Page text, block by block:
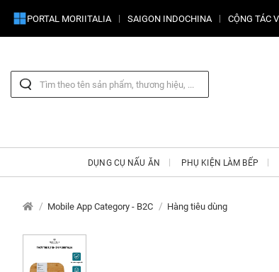
PORTAL MORIITALIA SAIGON INDOCHINA CỘNG TÁC
DỤNG CỤ NẤU ĂN PHỤ KIỆN LÀM BẾP
Mobile App Category - B2C Hàng tiêu dùng